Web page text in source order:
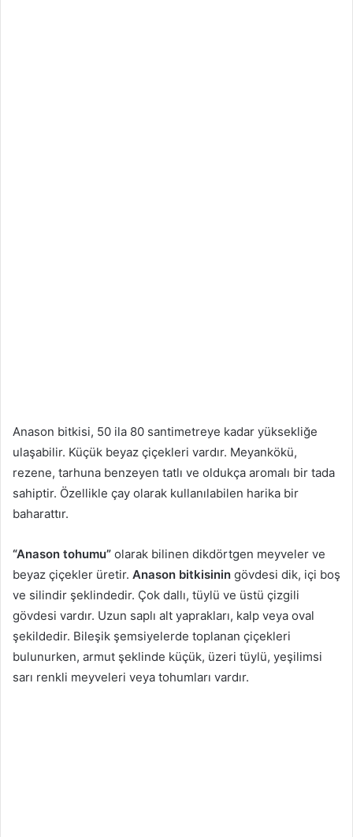
Anason bitkisi, 50 ila 80 santimetreye kadar yüksekliğe
ulaşabilir. Küçük beyaz çiçekleri vardır. Meyankökü,
rezene, tarhuna benzeyen tatlı ve oldukça aromalı bir tada
sahiptir. Özellikle çay olarak kullanılabilen harika bir
baharattır.
“Anason tohumu” olarak bilinen dikdörtgen meyveler ve
beyaz çiçekler üretir. Anason bitkisinin gövdesi dik, içi boş
ve silindir şeklindedir. Çok dallı, tüylü ve üstü çizgili
gövdesi vardır. Uzun saplı alt yaprakları, kalp veya oval
şekildedir. Bileşik şemsiyelerde toplanan çiçekleri
bulunurken, armut şeklinde küçük, üzeri tüylü, yeşilimsi
sarı renkli meyveleri veya tohumları vardır.